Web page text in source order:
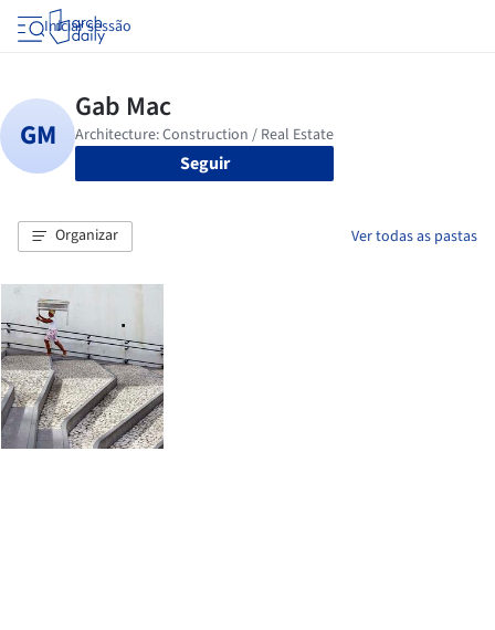
Iniciar sessão
Seguir
Organizar Ver todas as pastas